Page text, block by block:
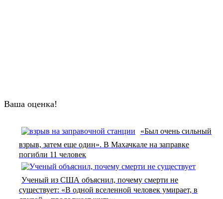
Ваша оценка!
«Был очень сильный
взрыв, затем еще один». В Махачкале на заправке
погибли 11 человек
Ученый из США объяснил, почему смерти не
существует: «В одной вселенной человек умирает, в